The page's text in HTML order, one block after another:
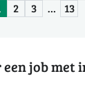
2 3 … 13
job met